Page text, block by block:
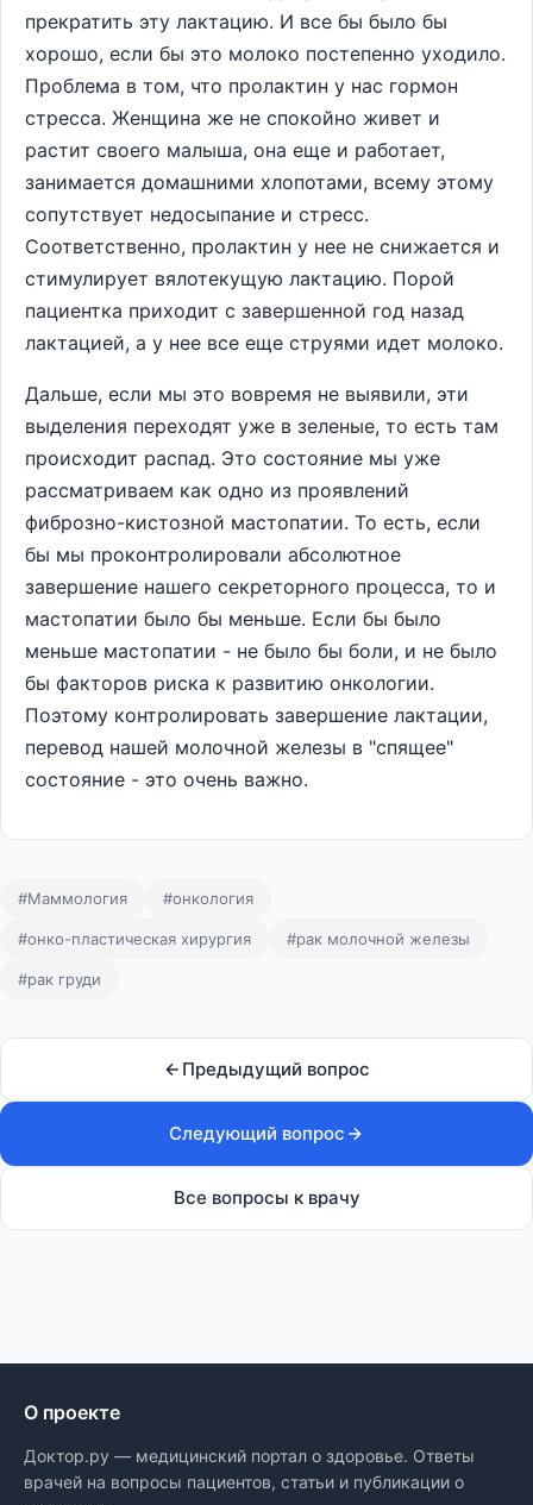
прекратить эту лактацию. И все бы было бы
хорошо, если бы это молоко постепенно уходило.
Проблема в том, что пролактин у нас гормон
стресса. Женщина же не спокойно живет и
растит своего малыша, она еще и работает,
занимается домашними хлопотами, всему этому
сопутствует недосыпание и стресс.
Соответственно, пролактин у нее не снижается и
стимулирует вялотекущую лактацию. Порой
пациентка приходит с завершенной год назад
лактацией, а у нее все еще струями идет молоко.
Дальше, если мы это вовремя не выявили, эти
выделения переходят уже в зеленые, то есть там
происходит распад. Это состояние мы уже
рассматриваем как одно из проявлений
фиброзно-кистозной мастопатии. То есть, если
бы мы проконтролировали абсолютное
завершение нашего секреторного процесса, то и
мастопатии было бы меньше. Если бы было
меньше мастопатии - не было бы боли, и не было
бы факторов риска к развитию онкологии.
Поэтому контролировать завершение лактации,
перевод нашей молочной железы в "спящее"
состояние - это очень важно.
#Маммология #онкология
#онко-пластическая хирургия #рак молочной железы
#рак груди
Предыдущий вопрос
Следующий вопрос
Все вопросы к врачу
О проекте
Доктор.ру — медицинский портал о здоровье. Ответы
врачей на вопросы пациентов, статьи и публикации о